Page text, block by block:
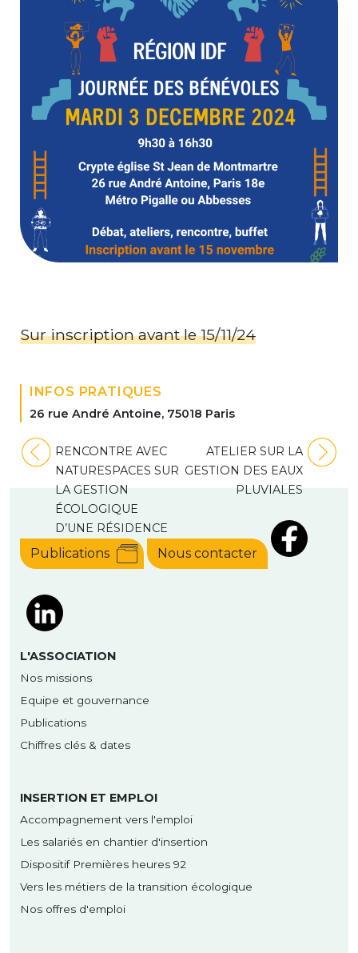
Sur inscription avant le 15/11/24
INFOS PRATIQUES
26 rue André Antoine, 75018 Paris
Navigation
de
l’article
RENCONTRE AVEC
NATURESPACES SUR
LA GESTION
ÉCOLOGIQUE
D’UNE RÉSIDENCE
ATELIER SUR LA
GESTION DES EAUX
PLUVIALES
Publications Nous contacter
L'ASSOCIATION
Nos missions
Equipe et gouvernance
Publications
Chiffres clés & dates
INSERTION ET EMPLOI
Accompagnement vers l'emploi
Les salariés en chantier d'insertion
Dispositif Premières heures 92
Vers les métiers de la transition écologique
Nos offres d'emploi